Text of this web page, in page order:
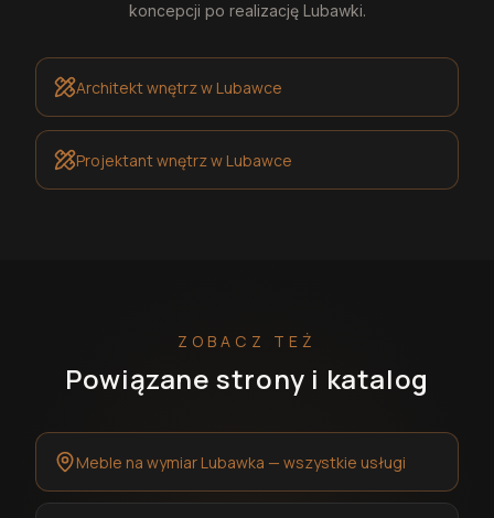
koncepcji po realizację Lubawki.
Architekt wnętrzw Lubawce
Projektant wnętrzw Lubawce
ZOBACZ TEŻ
Powiązane strony i katalog
Meble na wymiar Lubawka — wszystkie usługi